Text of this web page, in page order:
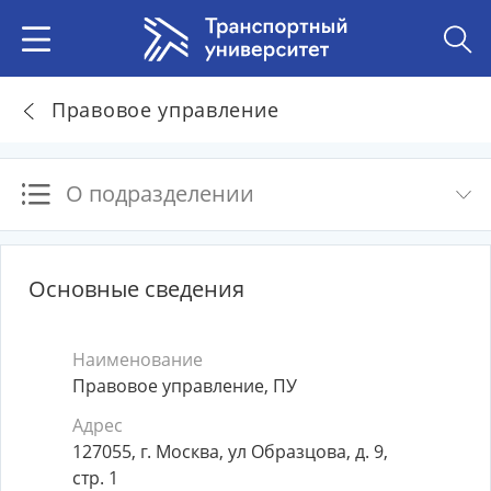
Правовое управление
О подразделении
Основные сведения
Наименование
Правовое управление, ПУ
Адрес
127055, г. Москва, ул Образцова, д. 9,
стр. 1